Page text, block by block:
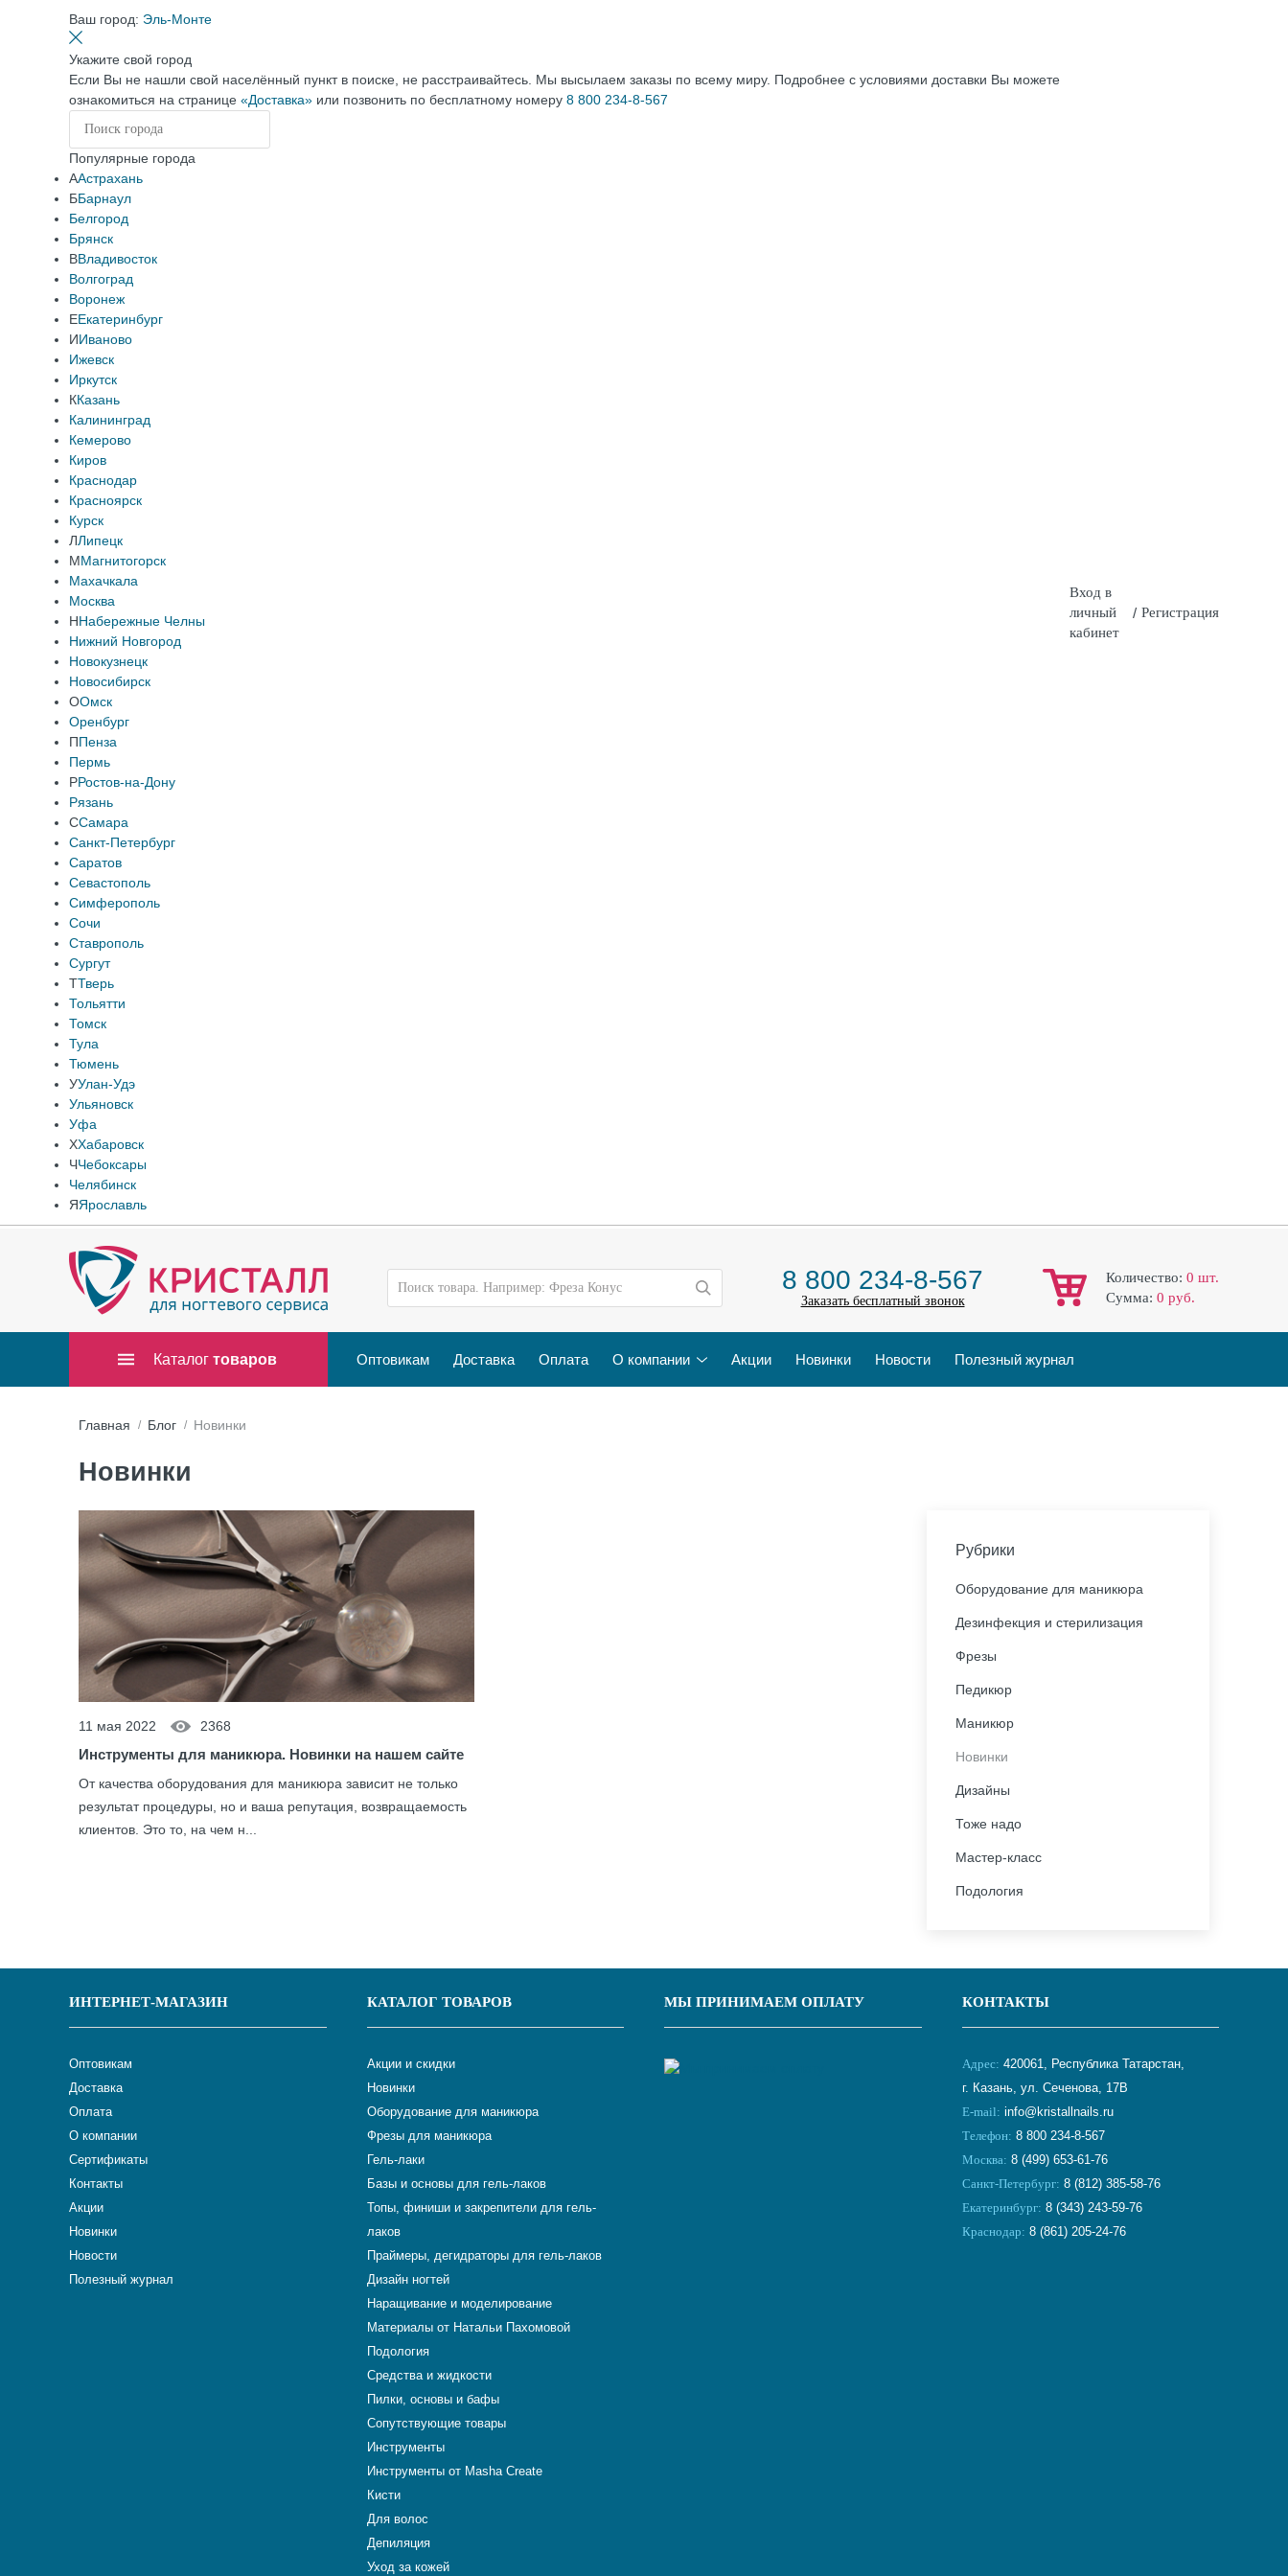
Ваш город: Эль-Монте
Укажите свой город
Если Вы не нашли свой населённый пункт в поиске, не расстраивайтесь. Мы высылаем заказы по всему миру. Подробнее с условиями доставки Вы можете
ознакомиться на странице «Доставка» или позвонить по бесплатному номеру 8 800 234-8-567
Популярные города
ААстрахань
ББарнаул
Белгород
Брянск
ВВладивосток
Волгоград
Воронеж
ЕЕкатеринбург
ИИваново
Ижевск
Иркутск
ККазань
Калининград
Кемерово
Киров
Краснодар
Красноярск
Курск
ЛЛипецк
ММагнитогорск
Махачкала
Москва
ННабережные Челны
Нижний Новгород
Новокузнецк
Новосибирск
ООмск
Оренбург
ППенза
Пермь
РРостов-на-Дону
Рязань
ССамара
Санкт-Петербург
Саратов
Севастополь
Симферополь
Сочи
Ставрополь
Сургут
ТТверь
Тольятти
Томск
Тула
Тюмень
УУлан-Удэ
Ульяновск
Уфа
ХХабаровск
ЧЧебоксары
Челябинск
ЯЯрославль
Вход в
личный
кабинет
/ Регистрация
8 800 234-8-567
Заказать бесплатный звонок
Количество: 0 шт.
Cумма: 0 руб.
Каталог товаров Оптовикам Доставка Оплата О компании Акции Новинки Новости Полезный журнал
Главная Блог Новинки
Новинки
11 мая 2022 2368
Инструменты для маникюра. Новинки на нашем сайте
От качества оборудования для маникюра зависит не только
результат процедуры, но и ваша репутация, возвращаемость
клиентов. Это то, на чем н...
Рубрики
Оборудование для маникюра
Дезинфекция и стерилизация
Фрезы
Педикюр
Маникюр
Новинки
Дизайны
Тоже надо
Мастер-класс
Подология
ИНТЕРНЕТ-МАГАЗИН
Оптовикам
Доставка
Оплата
О компании
Сертификаты
Контакты
Акции
Новинки
Новости
Полезный журнал
КАТАЛОГ ТОВАРОВ
Акции и скидки
Новинки
Оборудование для маникюра
Фрезы для маникюра
Гель-лаки
Базы и основы для гель-лаков
Топы, финиши и закрепители для гель-
лаков
Праймеры, дегидраторы для гель-лаков
Дизайн ногтей
Наращивание и моделирование
Материалы от Натальи Пахомовой
Подология
Средства и жидкости
Пилки, основы и бафы
Сопутствующие товары
Инструменты
Инструменты от Masha Create
Кисти
Для волос
Депиляция
Уход за кожей
МЫ ПРИНИМАЕМ ОПЛАТУ КОНТАКТЫ
Адрес: 420061, Республика Татарстан,
г. Казань, ул. Сеченова, 17В
E-mail: info@kristallnails.ru
Телефон: 8 800 234-8-567
Москва: 8 (499) 653-61-76
Санкт-Петербург: 8 (812) 385-58-76
Екатеринбург: 8 (343) 243-59-76
Краснодар: 8 (861) 205-24-76